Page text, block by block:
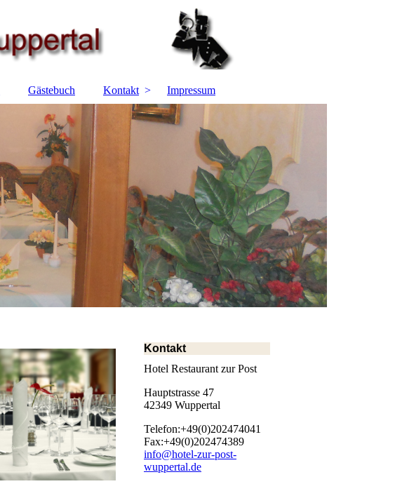
Gästebuch Kontakt Impressum
Kontakt
Hotel Restaurant zur Post
Hauptstrasse 47
42349 Wuppertal
Telefon:+49(0)202474041
Fax:+49(0)202474389
info@hotel-zur-post-
wuppertal.de